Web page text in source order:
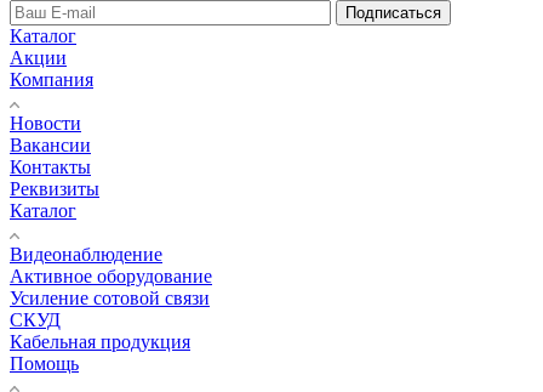
Подписаться
Каталог
Акции
Компания
Новости
Вакансии
Контакты
Реквизиты
Каталог
Видеонаблюдение
Активное оборудование
Усиление сотовой связи
СКУД
Кабельная продукция
Помощь